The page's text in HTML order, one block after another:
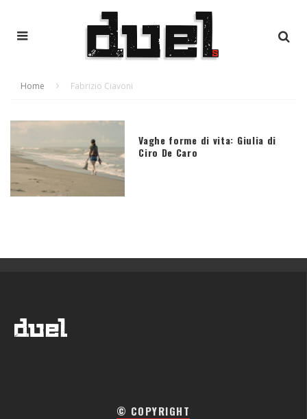
Home Fabrizio Ciavoni
Vaghe forme di vita: Giulia di
Ciro De Caro
© COPYRIGHT